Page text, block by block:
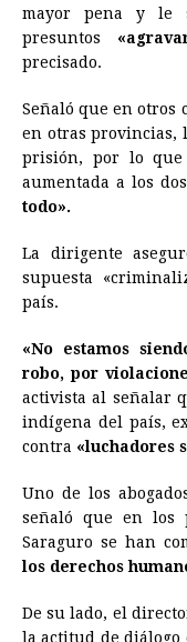
mayor pena y le
presuntos
precisado.
Señaló que en otros
en otras provincias,
prisión, por lo que
aumentada a los
todo».
La dirigente
supuesta
país.
«No estamos
robo, por
activista al señalar
indígena del país,
contra «luchadores
Uno de los
señaló que en los
Saraguro se han
los derechos
De su lado, el
la actitud de diálogo